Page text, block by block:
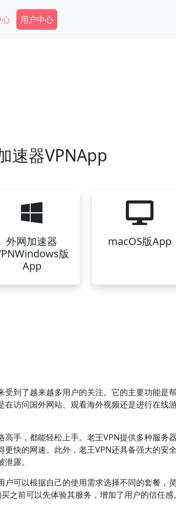
Secondary Menu
用户中心
速器VPNApp
外网加速器
版
App
macOS版App
到了越来越多用户的关注。它的主要功能是
访问国外网站、观看海外视频还是进行在线
手，都能轻松上手。老王VPN提供多种服务
快的网速。此外，老王VPN还具备强大的安全
露。
可以根据自己的使用需求选择不同的套餐，
之前可以先体验其服务，增加了用户的信任感。